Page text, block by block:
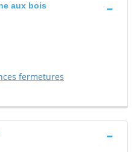
aux bois
fermetures